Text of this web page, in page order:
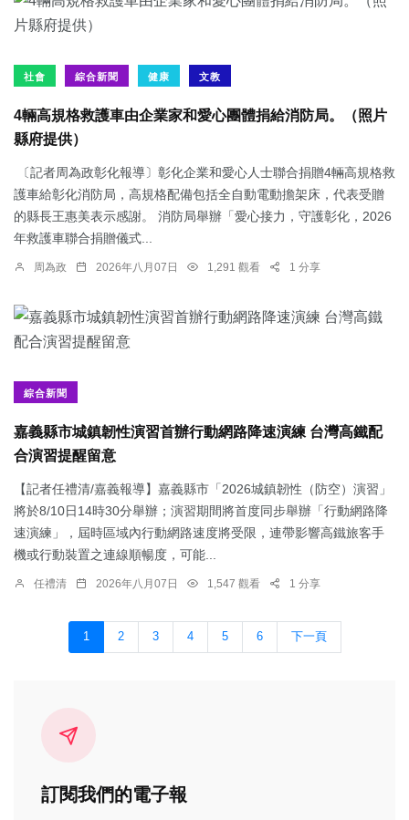
社會 綜合新聞 健康 文教
4輛高規格救護車由企業家和愛心團體捐給消防局。（照片
縣府提供）
〔記者周為政彰化報導〕彰化企業和愛心人士聯合捐贈4輛高規格救
護車給彰化消防局，高規格配備包括全自動電動擔架床，代表受贈
的縣長王惠美表示感謝。 消防局舉辦「愛心接力，守護彰化，2026
年救護車聯合捐贈儀式...
周為政 2026年八月07日 1,291 觀看 1 分享
綜合新聞
嘉義縣市城鎮韌性演習首辦行動網路降速演練 台灣高鐵配
合演習提醒留意
【記者任禮清/嘉義報導】嘉義縣市「2026城鎮韌性（防空）演習」
將於8/10日14時30分舉辦；演習期間將首度同步舉辦「行動網路降
速演練」，屆時區域內行動網路速度將受限，連帶影響高鐵旅客手
機或行動裝置之連線順暢度，可能...
任禮清 2026年八月07日 1,547 觀看 1 分享
1 2 3 4 5 6 下一頁
訂閱我們的電子報